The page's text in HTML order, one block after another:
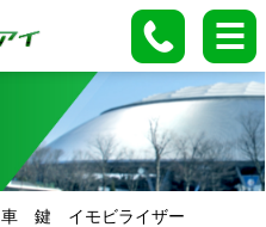
車 鍵 イモビライザー